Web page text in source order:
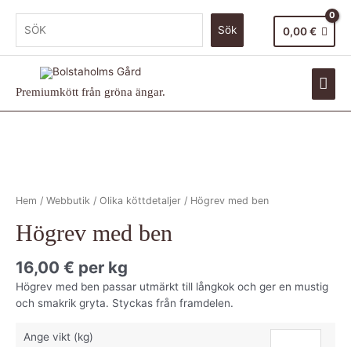
Sök 0,00€
Premiumkött från gröna ängar.
Hem / Webbutik / Olika köttdetaljer / Högrev med ben
Högrev med ben
16,00 € per kg
Högrev med ben passar utmärkt till långkok och ger en mustig
och smakrik gryta. Styckas från framdelen.
Ange vikt (kg)